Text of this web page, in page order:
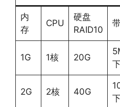
内
存
CPU
硬盘
RAID10
1G 1核 20G
2G 2核 40G